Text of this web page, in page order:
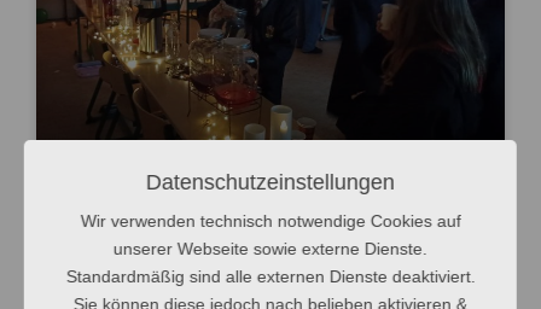
Harry Potter Abend am St.-Willi
Am Abend des 30. Oktobers verwandelte sich das
St.-Willibrord-Gymnasium in Hogwarts und begrüßte
e
e
e
Datenschutzeinstellungen
Wir verwenden technisch notwendige Cookies auf
unserer Webseite sowie externe Dienste.
Standardmäßig sind alle externen Dienste deaktiviert.
Sie können diese jedoch nach belieben aktivieren &